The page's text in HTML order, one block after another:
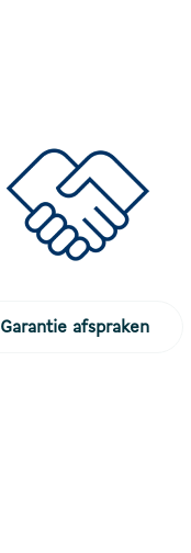
Garantie afspraken